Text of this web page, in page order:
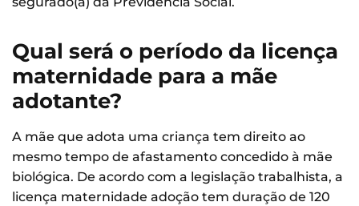
Qual será o período da licença
maternidade para a mãe
adotante?
A mãe que adota uma criança tem direito ao
mesmo tempo de afastamento concedido à mãe
biológica. De acordo com a legislação trabalhista, a
licença maternidade adoção tem duração de 120